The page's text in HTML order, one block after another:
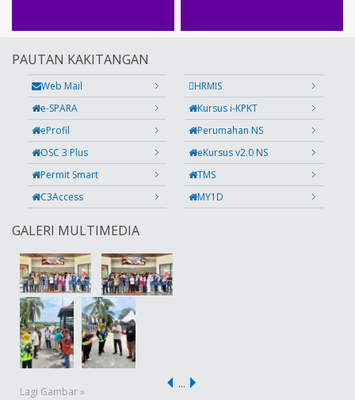
PAUTAN KAKITANGAN
Web Mail
HRMIS
e-SPARA
Kursus i-KPKT
eProfil
Perumahan NS
OSC 3 Plus
eKursus v2.0 NS
Permit Smart
TMS
C3Access
MY1D
GALERI MULTIMEDIA
Lagi Gambar »
…